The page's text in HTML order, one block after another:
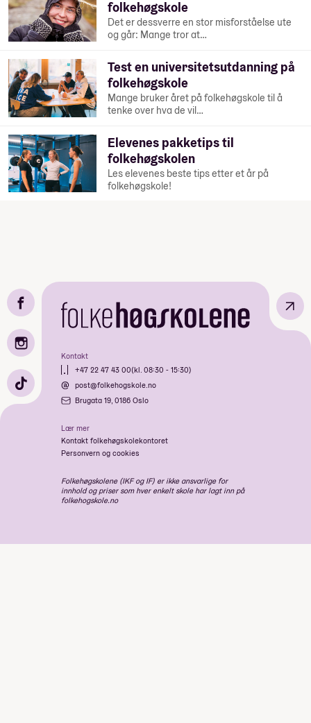
folkehøgskole
Det er dessverre en stor misforståelse ute
og går: Mange tror at…
Test en universitetsutdanning på
folkehøgskole
Mange bruker året på folkehøgskole til å
tenke over hva de vil…
Elevenes pakketips til
folkehøgskolen
Les elevenes beste tips etter et år på
folkehøgskole!
Kontakt
+47 22 47 43 00(kl. 08:30 - 15:30)
post@folkehogskole.no
Brugata 19, 0186 Oslo
Lær mer
Kontakt folkehøgskolekontoret
Personvern og cookies
Folkehøgskolene (IKF og IF) er ikke ansvarlige for
innhold og priser som hver enkelt skole har lagt inn på
folkehogskole.no
↗